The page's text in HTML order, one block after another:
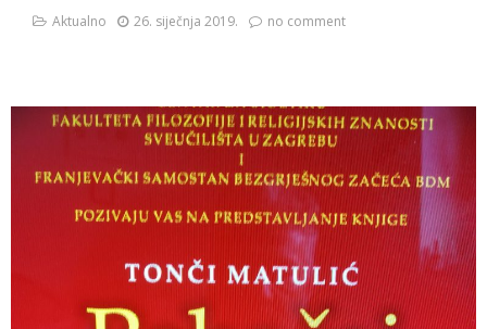
Aktualno 26. siječnja 2019. no comment